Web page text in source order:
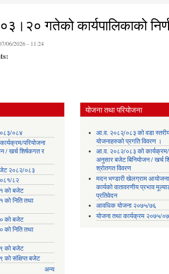
गतेको कार्यपालिकाको
06/2026 - 11:24
०८४
परियोजना
/ खर्च शिर्षकगत र
२०८२/०८३
८२
को बजेट
को निति तथा
को बजेट
को निति तथा
को बजेट
को संक्षिप्त बजेट
अन्य
योजना तथा परियोजना
आ.व. २०८२्/०८३ को वडा
योजनाहरुको प्रगति विवरण ।
आ.व. २०८२/०८३ को कार्यक्रम/
अनुसार बजेट बिनियोजन / खर्च
श्रोतगत विवरण
मदन भण्डारी खेलग्राम आयोजना
कार्यको वातावरणीय प्रभाव
प्रतिवेदन
आवधिक योजना २०७५/७६
योजना तथा कार्यक्रम २०७५/